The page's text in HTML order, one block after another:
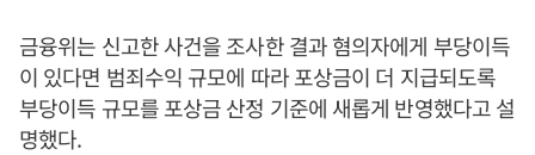
금융위는 신고한 사건을 조사한 결과 혐의자에게 부당이득
이 있다면 범죄수익 규모에 따라 포상금이 더 지급되도록
부당이득 규모를 포상금 산정 기준에 새롭게 반영했다고 설
명했다.